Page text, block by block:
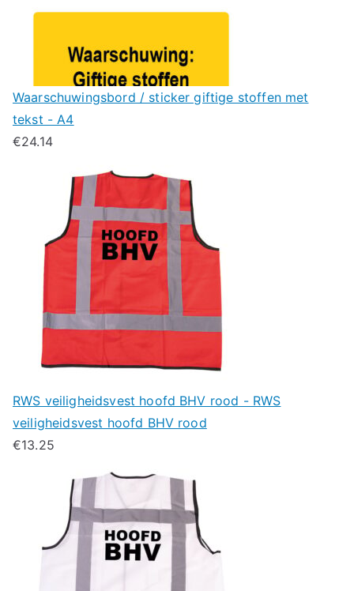
Waarschuwingsbord / sticker giftige stoffen met
tekst - A4
€24.14
RWS veiligheidsvest hoofd BHV rood - RWS
veiligheidsvest hoofd BHV rood
€13.25